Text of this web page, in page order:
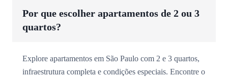
Por que escolher apartamentos de 2 ou 3
quartos?
Explore apartamentos em São Paulo com 2 e 3 quartos,
infraestrutura completa e condições especiais. Encontre o